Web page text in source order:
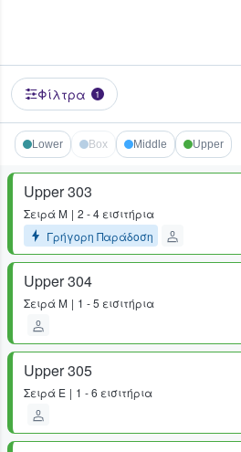
Φίλτρα 1
Lower Box Middle Upper
Upper 303
Σειρά M
2 - 4 εισιτήρια
Γρήγορη Παράδοση
Upper 304
Σειρά M 1 - 5 εισιτήρια
Upper 305
Σειρά E 1 - 6 εισιτήρια